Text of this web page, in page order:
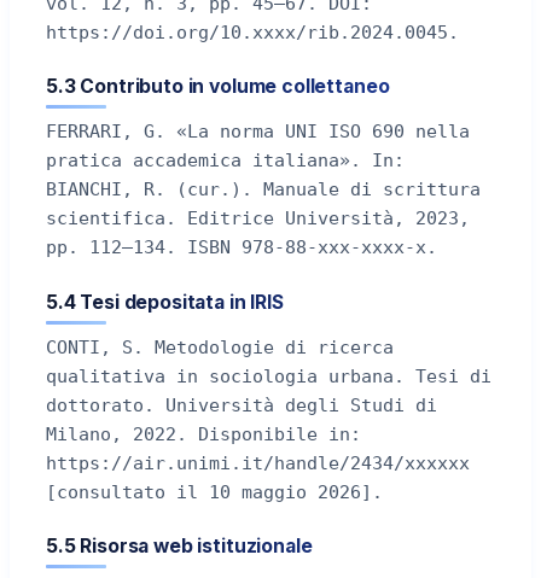
https://doi.org/10.xxxx/rib.2024.0045.
5.3 Contributo in volume collettaneo
FERRARI, G. «La norma UNI ISO 690 nella
pratica accademica italiana». In:
BIANCHI, R. (cur.). Manuale di scrittura
scientifica. Editrice Università, 2023,
pp. 112–134. ISBN 978-88-xxx-xxxx-x.
5.4 Tesi depositata in IRIS
CONTI, S. Metodologie di ricerca
qualitativa in sociologia urbana. Tesi di
dottorato. Università degli Studi di
Milano, 2022. Disponibile in:
https://air.unimi.it/handle/2434/xxxxxx
[consultato il 10 maggio 2026].
5.5 Risorsa web istituzionale